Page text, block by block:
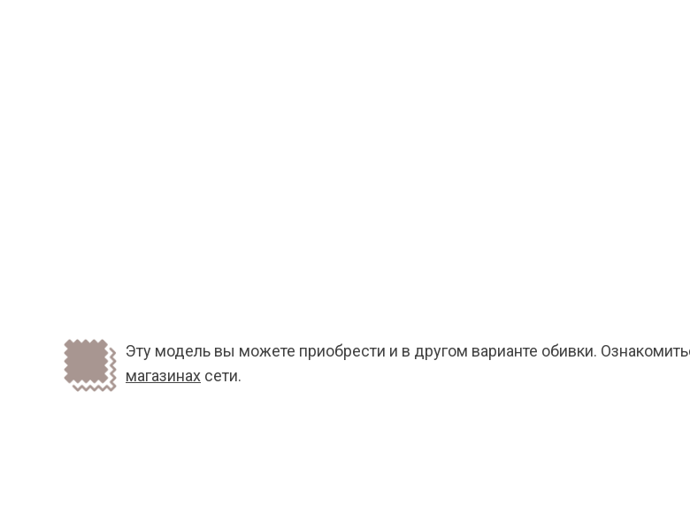
Эту модель вы можете приобрести и в другом варианте обивки.
магазинах сети.